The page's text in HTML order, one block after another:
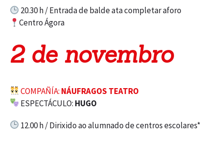
20.30 h / Entrada de balde ata completar aforo
Centro Ágora
2 de novembro
COMPAÑÍA: NÁUFRAGOS TEATRO
ESPECTÁCULO: HUGO
12.00 h / Dirixido ao alumnado de centros escolares*